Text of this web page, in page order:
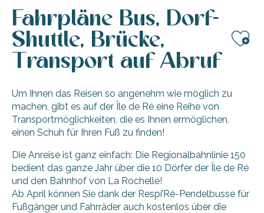
der
Île
de
Ré
fortbewegen
Fahrpläne Bus, Dorf-
Shuttle, Brücke,
Transport auf Abruf
Um Ihnen das Reisen so angenehm wie möglich zu
machen, gibt es auf der Île de Ré eine Reihe von
Transportmöglichkeiten, die es Ihnen ermöglichen,
einen Schuh für Ihren Fuß zu finden!
Die Anreise ist ganz einfach: Die Regionalbahnlinie 150
bedient das ganze Jahr über die 10 Dörfer der Île de Ré
und den Bahnhof von La Rochelle!
Ab April können Sie dank der Respi’Ré-Pendelbusse für
Fußgänger und Fahrräder auch kostenlos über die